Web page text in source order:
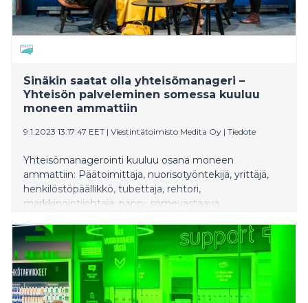
Sinäkin saatat olla yhteisömanageri –
Yhteisön palveleminen somessa kuuluu
moneen ammattiin
9.1.2023 13:17:47 EET | Viestintätoimisto Medita Oy | Tiedote
Yhteisömanagerointi kuuluu osana moneen
ammattiin: Päätoimittaja, nuorisotyöntekijä, yrittäjä,
henkilöstöpäällikkö, tubettaja, rehtori,
markkinointijohtaja, pappi, somevastaava,
järjestävä Johanna Janhonen luettelee. – Kaikki
yhteisömanagerit eivät vieläkään tunnista omasta
työstään tätä roolia, vaikka olemme yrittäneet tuoda
tehtävää esiin jo 11 vuoden ajan tämän teemapäivän
kautta.